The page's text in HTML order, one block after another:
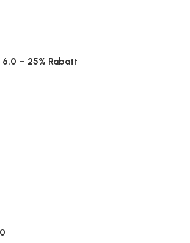
– 25% Rabatt